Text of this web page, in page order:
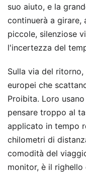
suo aiuto, e la
continuerà a girare,
piccole, silenziose
l'incertezza del
Sulla via del
europei che
Proibita. Loro
pensare troppo al
applicato in tempo
chilometri di
comodità del
monitor, è il